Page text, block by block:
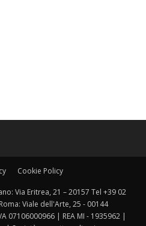
Cookie Policy
Via Eritrea, 21 – 20157 Tel +39 02
Viale dell'Arte, 25 - 00144
07106000966 | REA MI - 1935962 |